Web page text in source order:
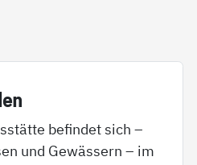
befindet sich –
und Gewässern – im